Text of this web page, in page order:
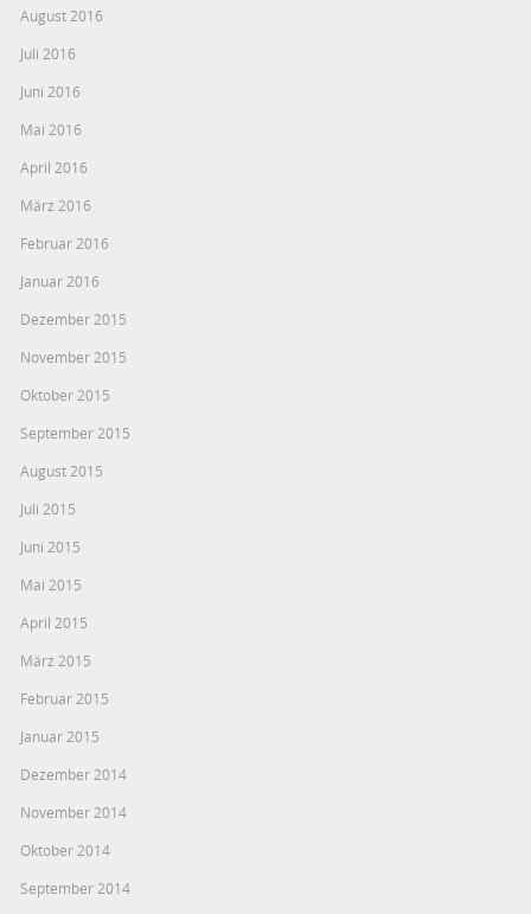
August 2016
Juli 2016
Juni 2016
Mai 2016
April 2016
März 2016
Februar 2016
Januar 2016
Dezember 2015
November 2015
Oktober 2015
September 2015
August 2015
Juli 2015
Juni 2015
Mai 2015
April 2015
März 2015
Februar 2015
Januar 2015
Dezember 2014
November 2014
Oktober 2014
September 2014